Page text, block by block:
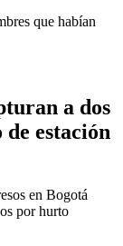
a dos
de estación
en Bogotá
por hurto